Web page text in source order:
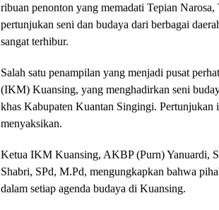
ribuan penonton yang memadati Tepian
pertunjukan seni dan budaya dari berbagai
sangat terhibur.
Salah satu penampilan yang menjadi pusat
(IKM) Kuansing, yang menghadirkan seni
khas Kabupaten Kuantan Singingi. Pertunjukan
menyaksikan.
Ketua IKM Kuansing, AKBP (Purn) Yanuardi,
Shabri, SPd, M.Pd, mengungkapkan bahwa
dalam setiap agenda budaya di Kuansing.